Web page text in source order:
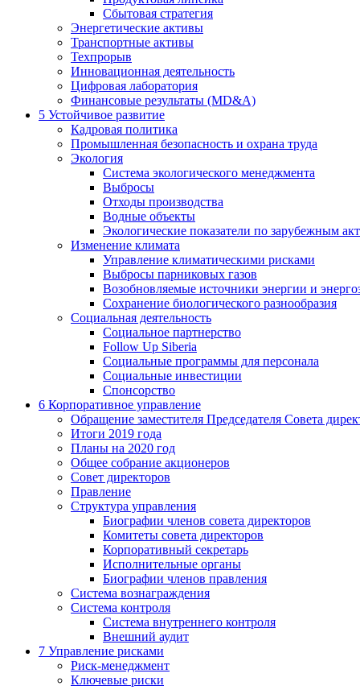
Сбытовая стратегия
Энергетические активы
Транспортные активы
Техпрорыв
Инновационная деятельность
Цифровая лаборатория
Финансовые результаты (MD&A)
5 Устойчивое развитие
Кадровая политика
Промышленная безопасность и охрана труда
Экология
Система экологического менеджмента
Выбросы
Отходы производства
Водные объекты
Экологические показатели по зарубежным
Изменение климата
Управление климатическими рисками
Выбросы парниковых газов
Возобновляемые источники энергии и
Сохранение биологического разнообразия
Социальная деятельность
Социальное партнерство
Follow Up Siberia
Социальные программы для персонала
Социальные инвестиции
Спонсорство
6 Корпоративное управление
Обращение заместителя Председателя Совета
Итоги 2019 года
Планы на 2020 год
Общее собрание акционеров
Совет директоров
Правление
Структура управления
Биографии членов совета директоров
Комитеты совета директоров
Корпоративный секретарь
Исполнительные органы
Биографии членов правления
Система вознаграждения
Система контроля
Система внутреннего контроля
Внешний аудит
7 Управление рисками
Риск-менеджмент
Ключевые риски